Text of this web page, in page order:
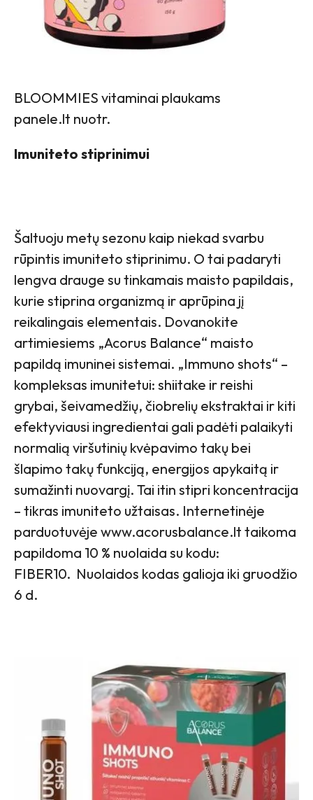
BLOOMMIES vitaminai plaukams
panele.lt nuotr.
Imuniteto stiprinimui
Šaltuoju metų sezonu kaip niekad svarbu
rūpintis imuniteto stiprinimu. O tai padaryti
lengva drauge su tinkamais maisto papildais,
kurie stiprina organizmą ir aprūpina jį
reikalingais elementais. Dovanokite
artimiesiems „Acorus Balance“ maisto
papildą imuninei sistemai. „Immuno shots“ –
kompleksas imunitetui: shiitake ir reishi
grybai, šeivamedžių, čiobrelių ekstraktai ir kiti
efektyviausi ingredientai gali padėti palaikyti
normalią viršutinių kvėpavimo takų bei
šlapimo takų funkciją, energijos apykaitą ir
sumažinti nuovargį. Tai itin stipri koncentracija
– tikras imuniteto užtaisas. Internetinėje
parduotuvėje www.acorusbalance.lt taikoma
papildoma 10 % nuolaida su kodu:
FIBER10. Nuolaidos kodas galioja iki gruodžio
6 d.